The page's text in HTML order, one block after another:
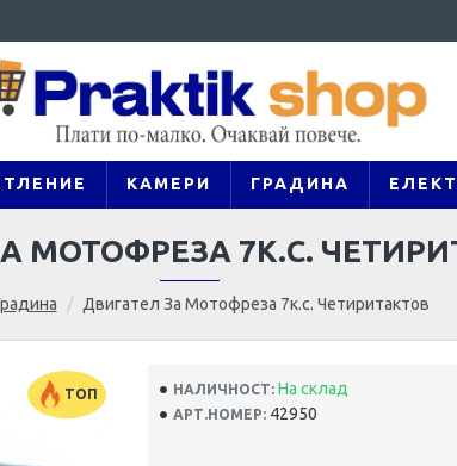
КАМЕРИ ГРАДИНА
Двигател За Мотофреза 7к.с. Четиритактов
МОТОФРЕЗА 7К.С.
ТОП НАЛИЧНОСТ: На склад
АРТ.НОМЕР: 42950